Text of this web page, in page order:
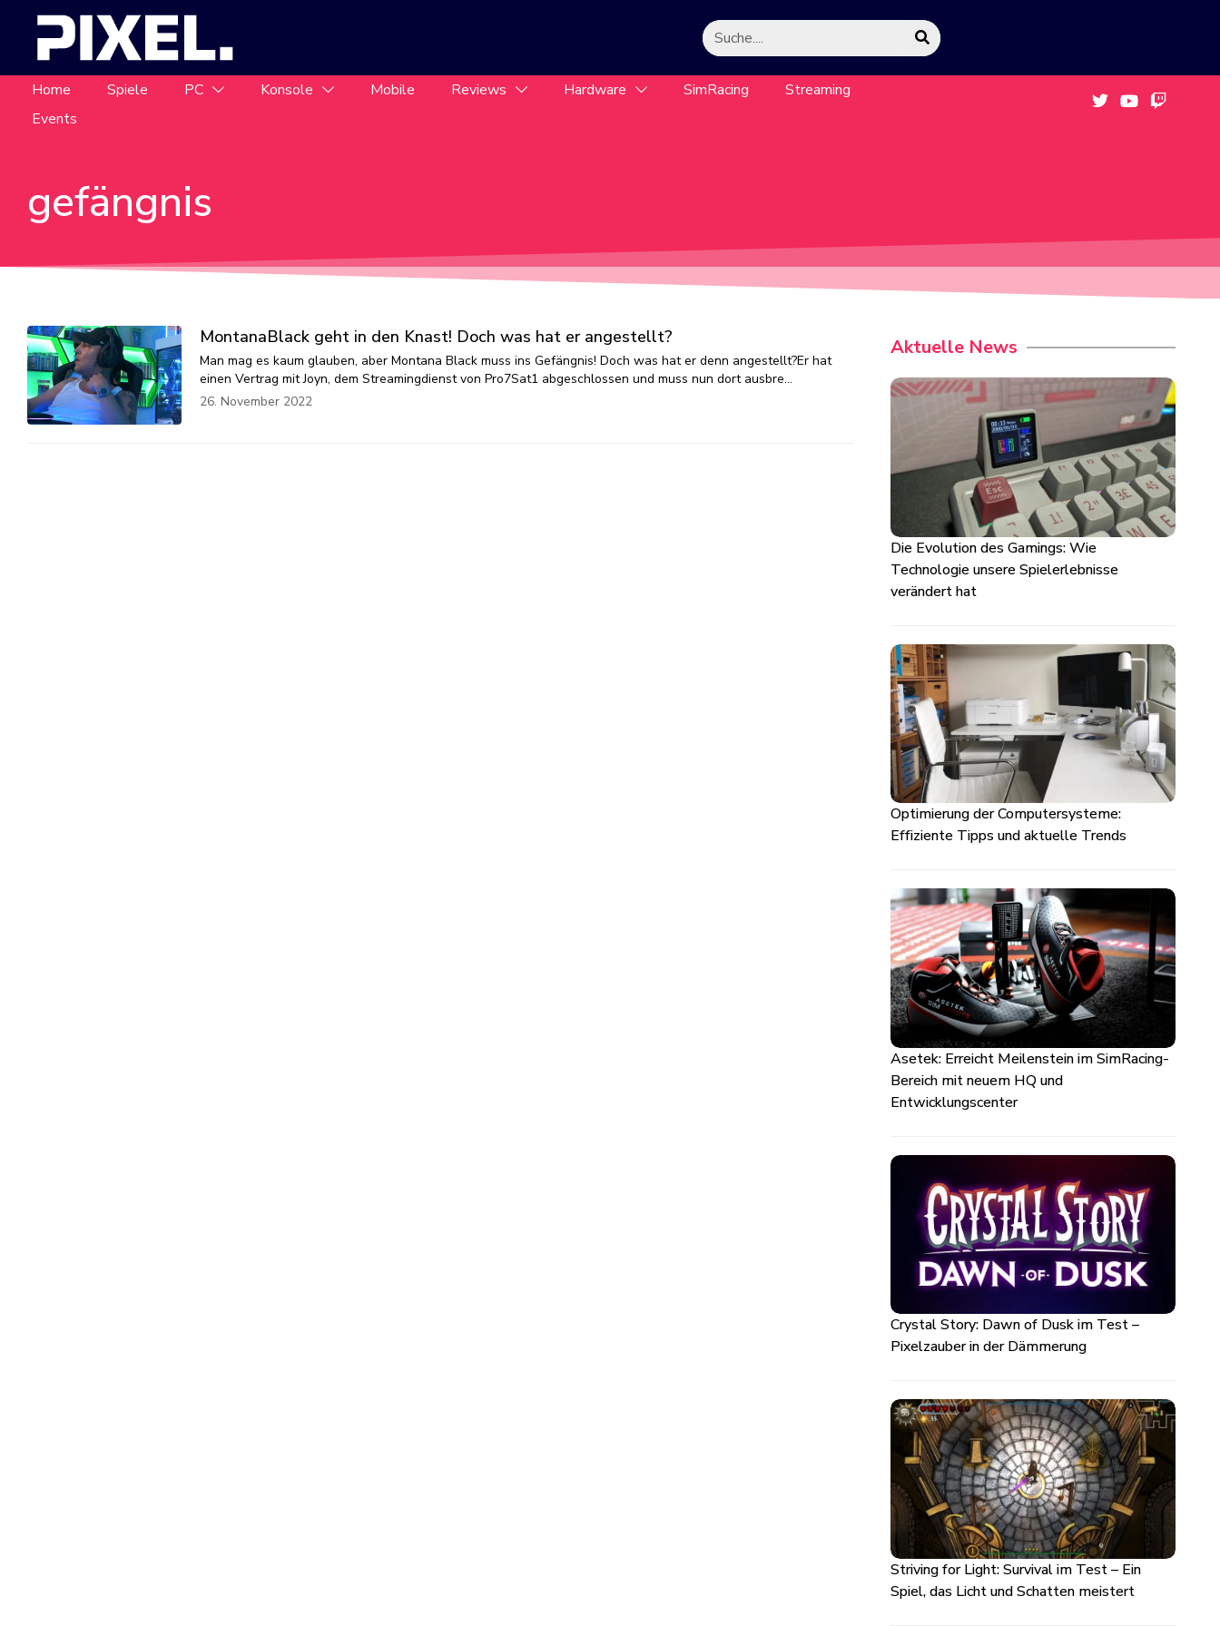
Home Spiele PC Konsole Mobile Reviews Hardware SimRacing
Streaming
Events
gefängnis
MontanaBlack geht in den Knast! Doch was hat er angestellt?
Man mag es kaum glauben, aber Montana Black muss ins Gefängnis! Doch was hat er denn angestellt?Er hat
einen Vertrag mit Joyn, dem Streamingdienst von Pro7Sat1 abgeschlossen und muss nun dort ausbre…
26. November 2022
Aktuelle News
Die Evolution des Gamings: Wie
Technologie unsere Spielerlebnisse
verändert hat
Optimierung der Computersysteme:
Effiziente Tipps und aktuelle Trends
Asetek: Erreicht Meilenstein im SimRacing-
Bereich mit neuem HQ und
Entwicklungscenter
Crystal Story: Dawn of Dusk im Test –
Pixelzauber in der Dämmerung
Striving for Light: Survival im Test – Ein
Spiel, das Licht und Schatten meistert